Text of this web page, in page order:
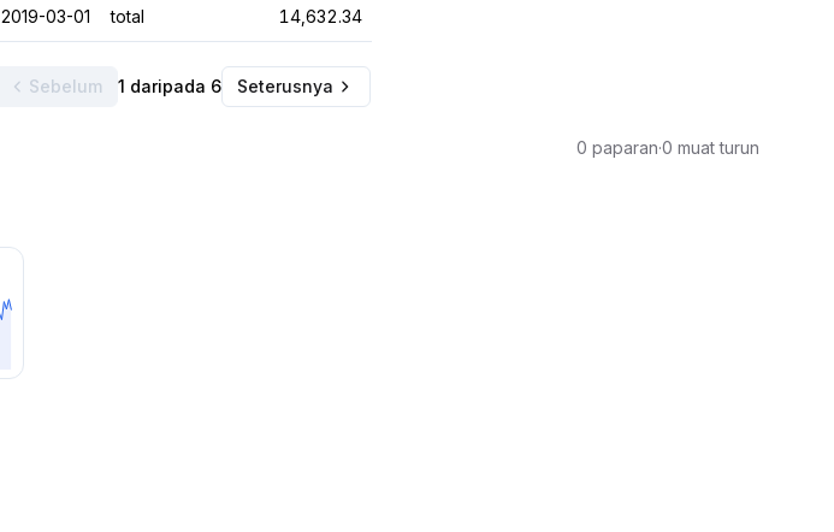
2019-03-01 total 14,632.34
Sebelum 1 daripada 6 Seterusnya
0 paparan·0 muat turun